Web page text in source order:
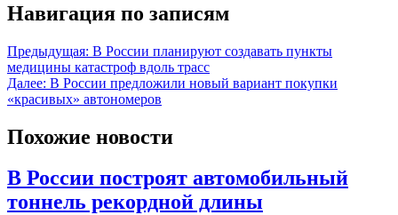
Навигация по записям
Предыдущая: В России планируют создавать пункты
медицины катастроф вдоль трасс
Далее: В России предложили новый вариант покупки
«красивых» автономеров
Похожие новости
В России построят автомобильный
тоннель рекордной длины